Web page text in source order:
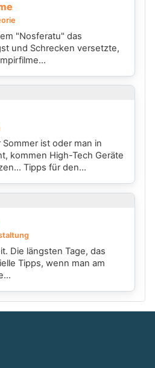
"Nosferatu" das
und Schrecken versetzte,
ist oder man in
kommen High-Tech Geräte
Tipps für den...
Die längsten Tage, das
Tipps, wenn man am